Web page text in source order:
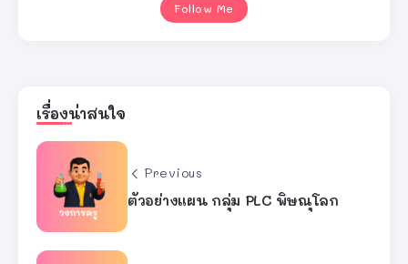
Follow Me
เรื่องน่าสนใจ
Previous
ตัวอย่างแผน กลุ่ม PLC พิษณุโลก